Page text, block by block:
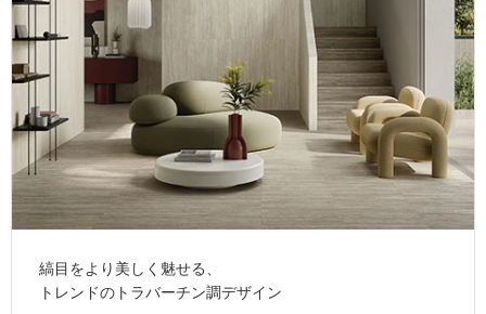
ロートアイアン 天然石・石材
メンテナンス・施工材 新商品
お役立ち情報 住まいのスタイリング
アイデア
ミラタップチャンネル
オンライン相談
縞目をより美しく魅せる、
トレンドのトラバーチン調デザイン